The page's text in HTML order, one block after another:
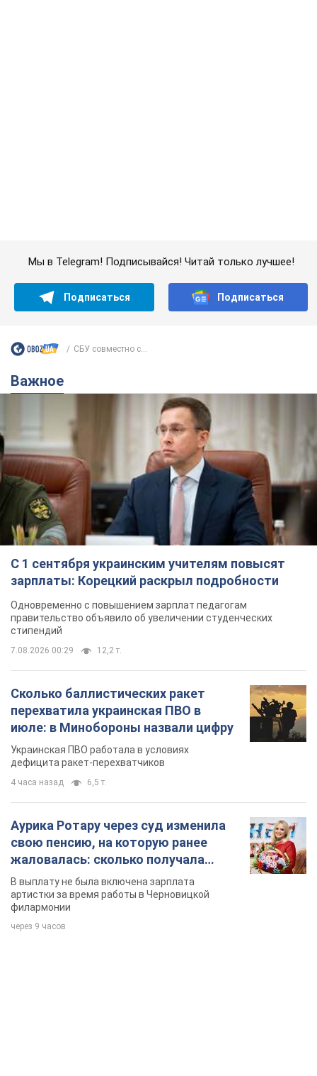
зарплаты: Корецкий раскрыл подробности
правительство объявило об увеличении студенческих
стипендий
Сколько баллистических ракет
перехватила украинская ПВО в
июле: в Минобороны назвали цифру
Украинская ПВО работала в условиях
дефицита ракет-перехватчиков
4 часа назад 6,5 т.
Аурика Ротару через суд изменила
свою пенсию, на которую ранее
жаловалась: сколько получала
певица
артистки за время работы в Черновицкой
TOP NEWS